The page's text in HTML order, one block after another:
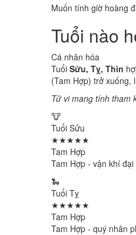
Muốn tính giờ hoàng
Tuổi nào
Cá nhân hóa
Tuổi Sửu, Tỵ, Thìn
(Tam Hợp) trở xuống,
Tử vi mang tính tham
🐮
Tuổi Sửu
★★★★★
Tam Hợp
Tam Hợp - vận khí
🐍
Tuổi Tỵ
★★★★★
Tam Hợp
Tam Hợp - quý nhân